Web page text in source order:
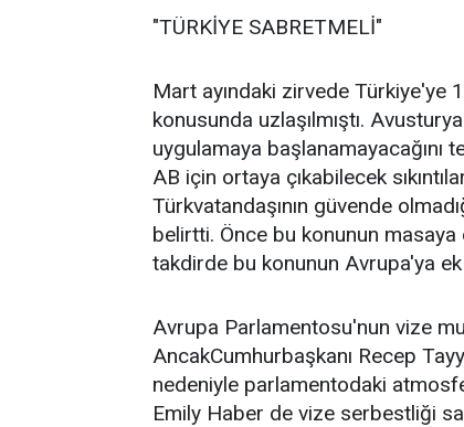
"TÜRKİYE SABRETMELİ"
Mart ayındaki zirvede Türkiye'ye
konusunda uzlaşılmıştı.
uygulamaya başlanamayacağını
AB için ortaya çıkabilecek
Türkvatandaşının güvende
belirtti. Önce bu konunun
takdirde bu konunun Avrupa'ya
Avrupa Parlamentosu'nun vize
AncakCumhurbaşkanı Recep
nedeniyle parlamentodaki
Emily Haber de vize serbestliği